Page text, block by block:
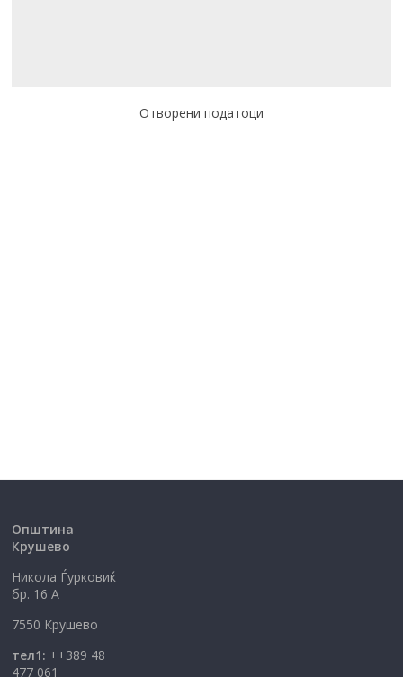
Отворени податоци
Општина
Крушево
Никола Ѓурковиќ
бр. 16 А
7550 Крушево
тел1: ++389 48
477 061